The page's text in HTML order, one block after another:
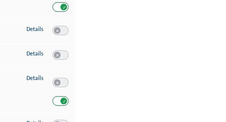
Details zu Erstellung von Profilen für personalisierte Werbung
Details zu Verwendung von Profilen zur Auswahl personalisierter Werbung
Details zu Messung der Werbeleistung